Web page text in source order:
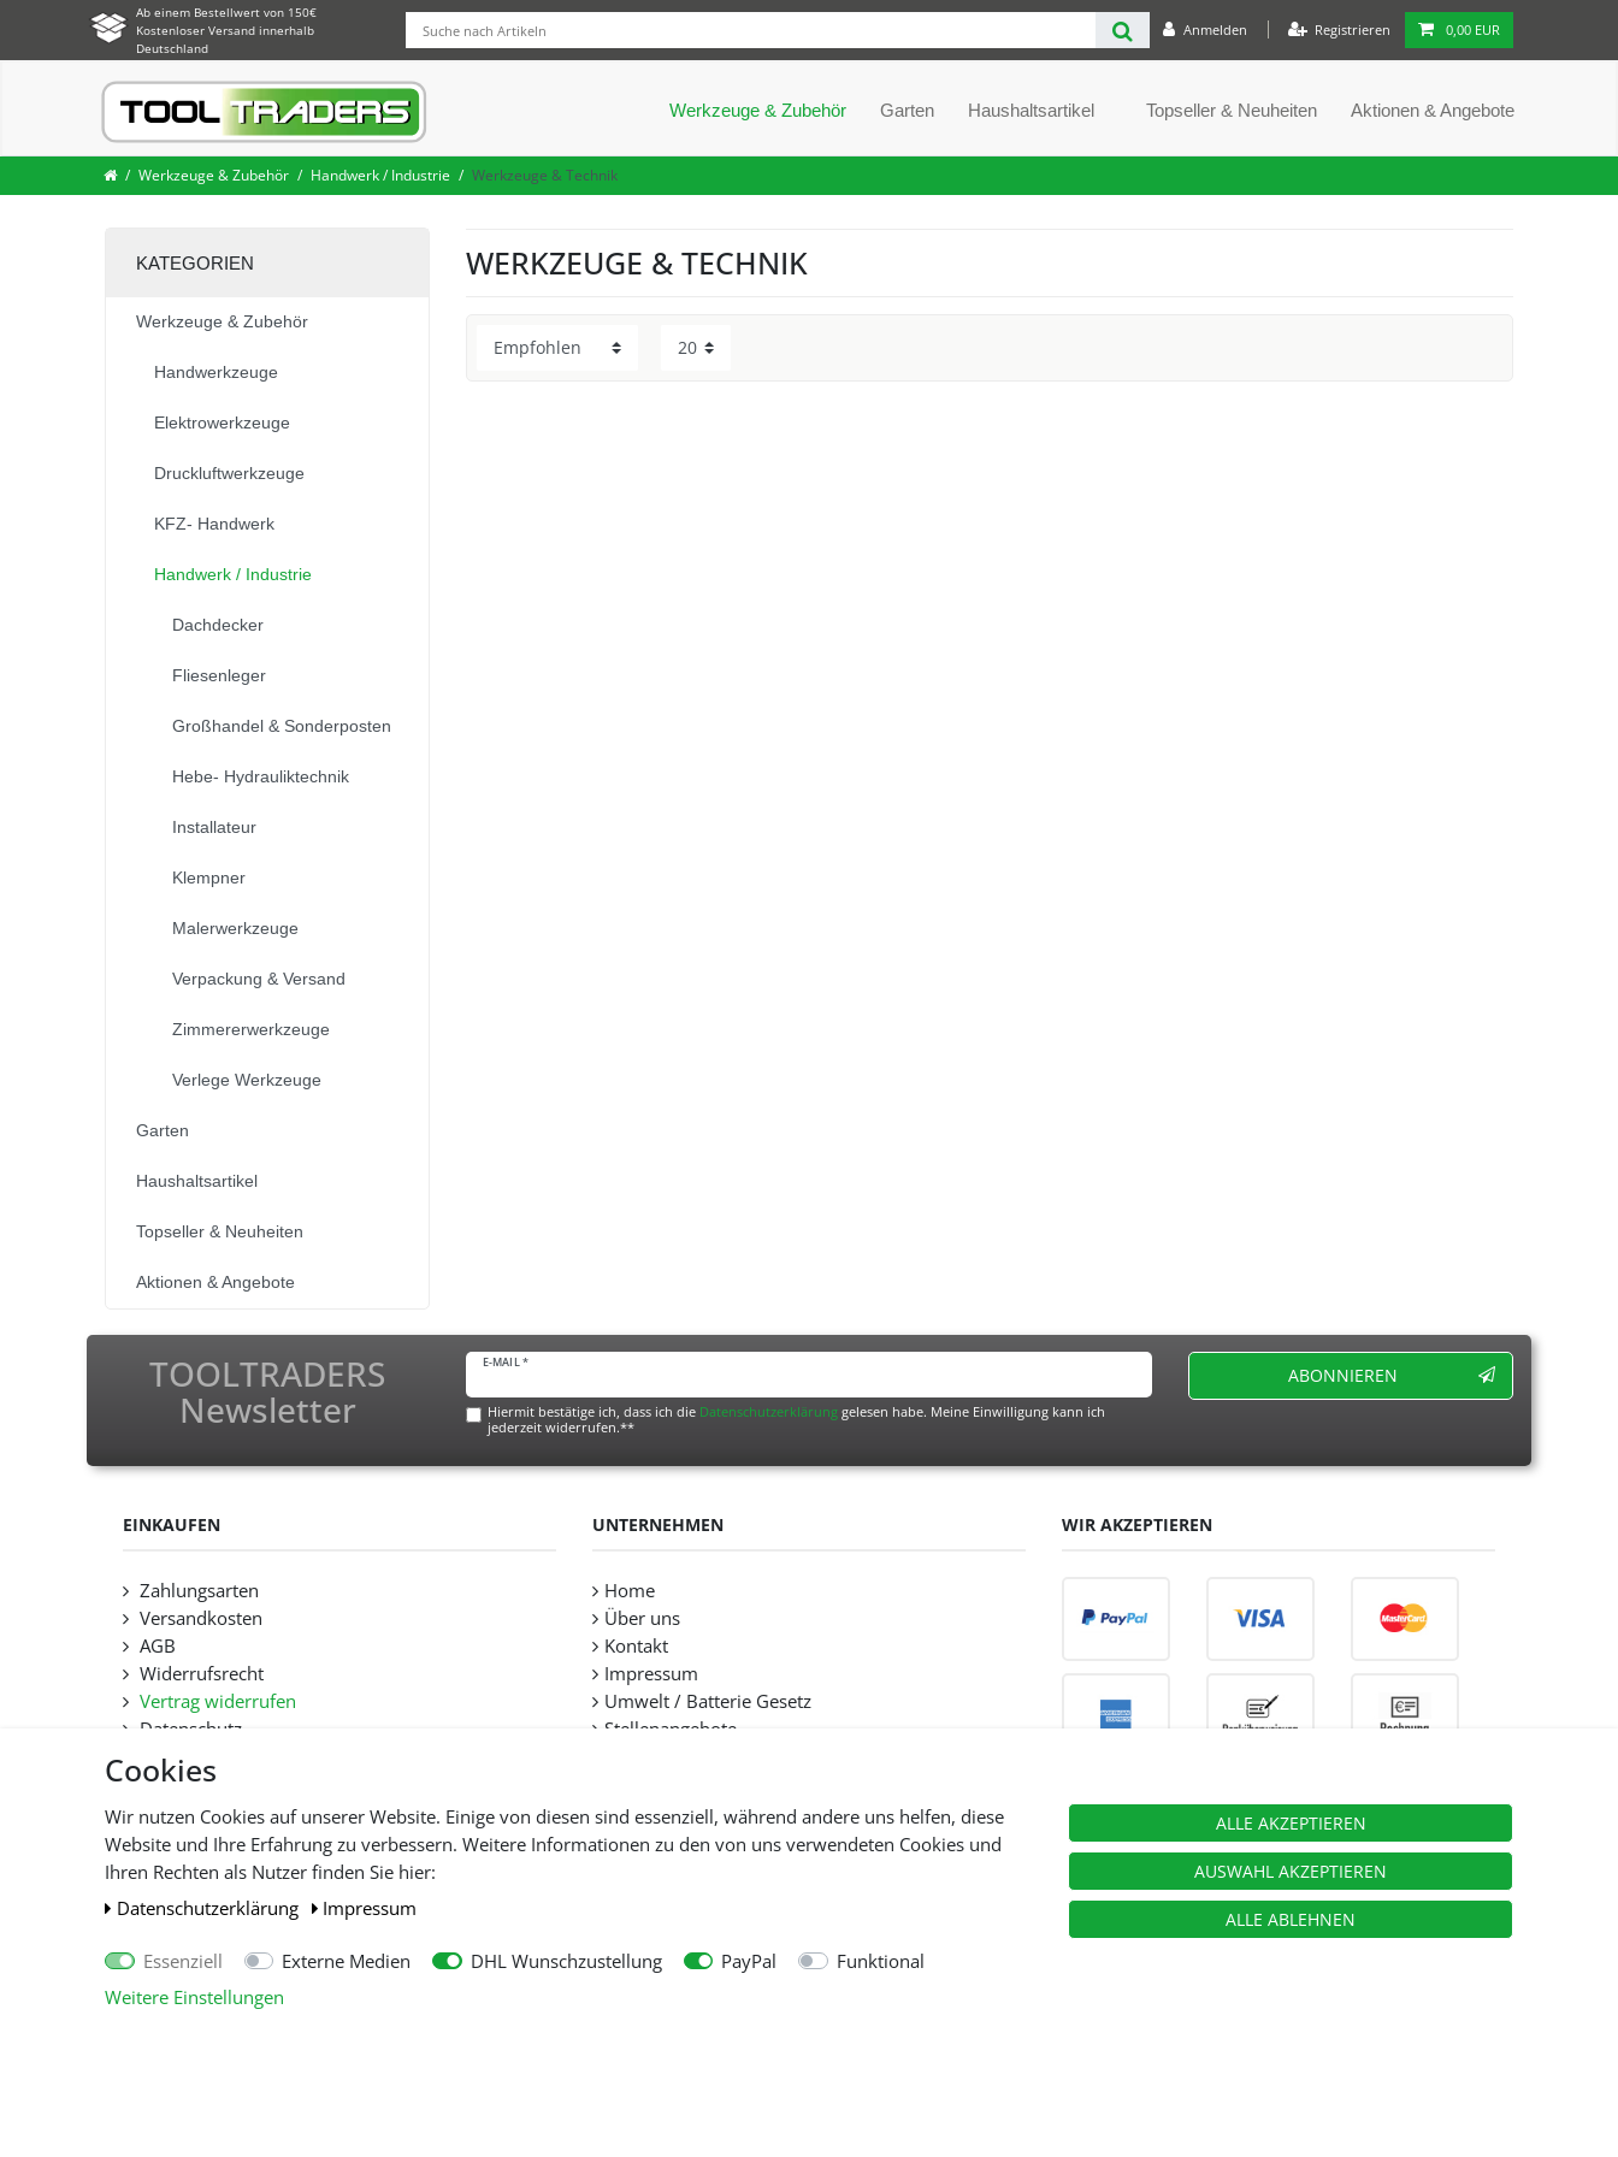
Cookies
Wir nutzen Cookies auf unserer Website. Einige von diesen sind essenziell, während andere uns helfen, diese
Website und Ihre Erfahrung zu verbessern. Weitere Informationen zu den von uns verwendeten Cookies und
Ihren Rechten als Nutzer finden Sie hier:
Daten­schutz­erklärung
Impressum
Essenziell Externe Medien DHL Wunschzustellung PayPal
Funktional
Weitere Einstellungen
ALLE AKZEPTIEREN
AUSWAHL AKZEPTIEREN
ALLE ABLEHNEN
Anmelden Registrieren 0,00 EUR
Ab einem Bestellwert von 150€
Kostenloser Versand innerhalb
Deutschland
Werkzeuge & Zubehör Garten Haushaltsartikel Topseller & Neuheiten Aktionen & Angebote
Werkzeuge & Zubehör Handwerk / Industrie Werkzeuge & Technik
KATEGORIEN
Werkzeuge & Zubehör
Handwerkzeuge
Elektrowerkzeuge
Druckluftwerkzeuge
KFZ- Handwerk
Handwerk / Industrie
Dachdecker
Fliesenleger
Großhandel & Sonderposten
Hebe- Hydrauliktechnik
Installateur
Klempner
Malerwerkzeuge
Verpackung & Versand
Zimmererwerkzeuge
Verlege Werkzeuge
Garten
Haushaltsartikel
Topseller & Neuheiten
Aktionen & Angebote
WERKZEUGE & TECHNIK
TOOLTRADERS
Newsletter
E-MAIL *
Hiermit bestätige ich, dass ich die Daten­schutz­erklärunggelesen habe. Meine Einwilligung kann ich
jederzeit widerrufen.**
ABONNIEREN
EINKAUFEN
Zahlungsarten
Versandkosten
AGB
Widerrufsrecht
Vertrag widerrufen
Datenschutz
Hilfe
Lieferfristen und Lieferbeschränkung
UNTERNEHMEN
Home
Über uns
Kontakt
Impressum
Umwelt / Batterie Gesetz
Stellenangebote
WIR AKZEPTIEREN
Alle Preise inkl. gesetzl. Mehwersteuer zzgl. Versandkosten , wenn nicht anders beschrieben.